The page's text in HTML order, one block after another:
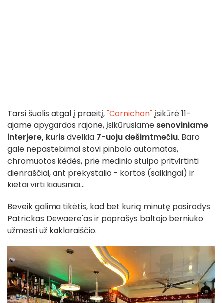
Tarsi šuolis atgal į praeitį,"Cornichon"įsikūrė 11-
ajame apygardos rajone, įsikūrusiame senoviniame
interjere, kurisdvelkia 7-uoju dešimtmečiu. Baro
gale nepastebimai stovi pinbolo automatas,
chromuotos kėdės, prie medinio stulpo pritvirtinti
dienraščiai, ant prekystalio - kortos (saikingai) ir
kietai virti kiaušiniai...
Beveik galima tikėtis, kad bet kurią minutę pasirodys
Patrickas Dewaere'as ir paprašys baltojo berniuko
užmesti už kaklaraiščio.